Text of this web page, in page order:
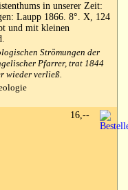
in unserer Zeit:
Laupp 1866. 8°. X, 124
und mit kleinen
Strömungen der
Pfarrer, trat 1844
wieder verließ.
16,--